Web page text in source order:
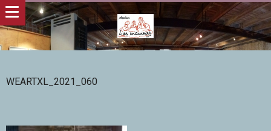
WEARTXL_2021_060